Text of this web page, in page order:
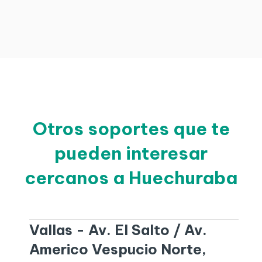
Otros soportes que te
pueden interesar
cercanos a Huechuraba
Vallas - Av. El Salto / Av.
Americo Vespucio Norte,